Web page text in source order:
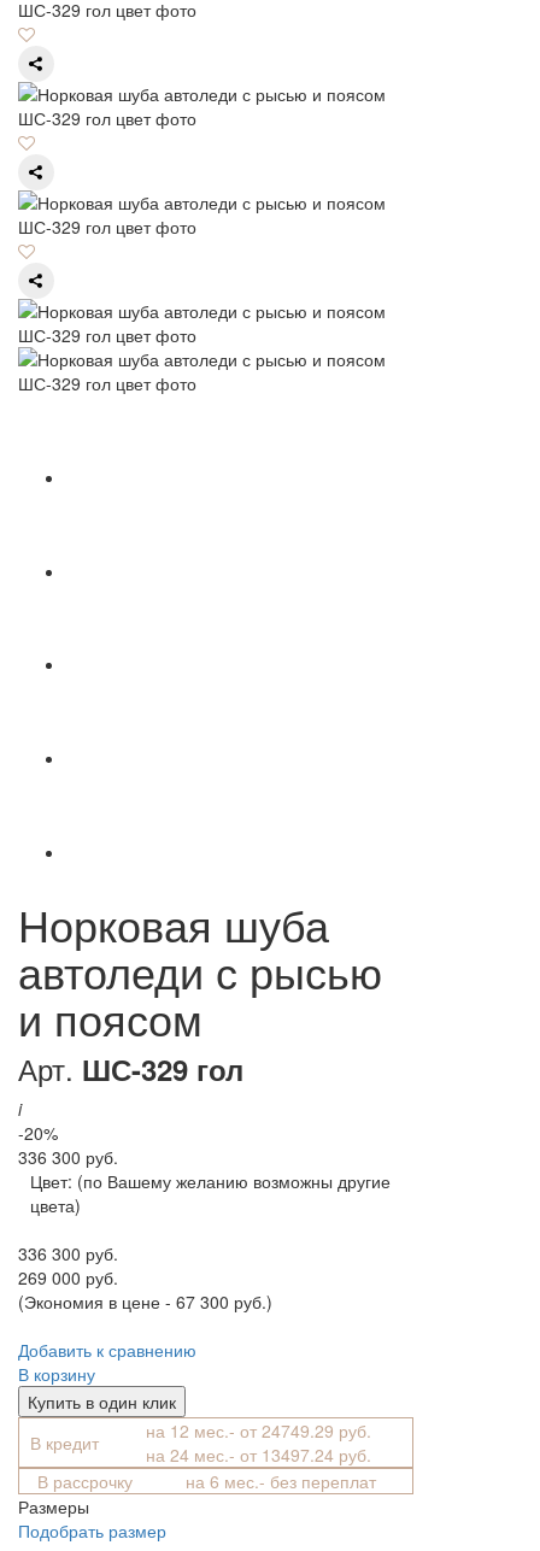
Норковая шуба
автоледи с рысью
и поясом
Арт. ШС-329 гол
i
-20%
336 300 руб.
Цвет: (по Вашему желанию возможны другие
цвета)
336 300 руб.
269 000 руб.
(Экономия в цене - 67 300 руб.)
Добавить к сравнению
В корзину
Купить в один клик
В кредит
на 12 мес.- от 24749.29 руб.
на 24 мес.- от 13497.24 руб.
В рассрочку
на 6 мес.- без переплат
Размеры
Подобрать размер